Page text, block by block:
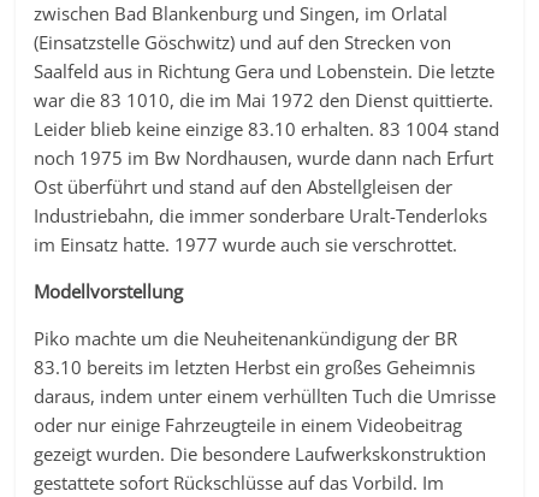
zwischen Bad Blankenburg und Singen, im Orlatal
(Einsatzstelle Göschwitz) und auf den Strecken von
Saalfeld aus in Richtung Gera und Lobenstein. Die letzte
war die 83 1010, die im Mai 1972 den Dienst quittierte.
Leider blieb keine einzige 83.10 erhalten. 83 1004 stand
noch 1975 im Bw Nordhausen, wurde dann nach Erfurt
Ost überführt und stand auf den Abstellgleisen der
Industriebahn, die immer sonderbare Uralt-Tenderloks
im Einsatz hatte. 1977 wurde auch sie verschrottet.
Modellvorstellung
Piko machte um die Neuheitenankündigung der BR
83.10 bereits im letzten Herbst ein großes Geheimnis
daraus, indem unter einem verhüllten Tuch die Umrisse
oder nur einige Fahrzeugteile in einem Videobeitrag
gezeigt wurden. Die besondere Laufwerkskonstruktion
gestattete sofort Rückschlüsse auf das Vorbild. Im